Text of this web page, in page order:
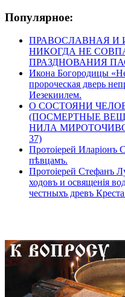
Популярное:
ПРАВОСЛАВНАЯ И
НИКОГДА НЕ
ПРАЗДНОВАНИЯ
Икона Богородицы
пророческая дверь
Иезекиилем.
О СОСТОЯНИ
(ПОСМЕРТНЫЕ
НИЛА
37)
Протоіерей Иларіонъ
пѣвцамъ.
Протоіерей Стефанъ
ходовъ и освященія
честныхъ древъ